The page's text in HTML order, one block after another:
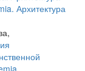
Архитектура